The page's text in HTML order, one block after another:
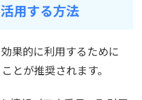
用する方法
果的に利用するために
とが推奨されます。